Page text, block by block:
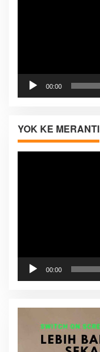
00:00
YOK KE MERANTI
00:00